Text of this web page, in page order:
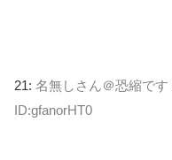
21: 名無しさん＠恐縮です
ID:gfanorHT0